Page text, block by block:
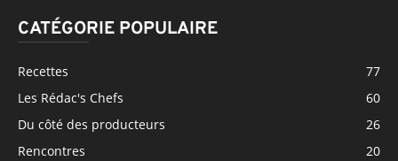
CATÉGORIE POPULAIRE
Recettes
77
Les Rédac's Chefs
60
Du côté des producteurs
26
Rencontres
20